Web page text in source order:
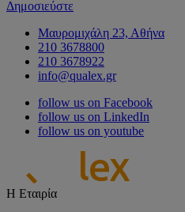
Δημοσιεύστε
Μαυρομιχάλη 23, Αθήνα
210 3678800
210 3678922
info@qualex.gr
follow us on Facebook
follow us on LinkedIn
follow us on youtube
Η Εταιρία